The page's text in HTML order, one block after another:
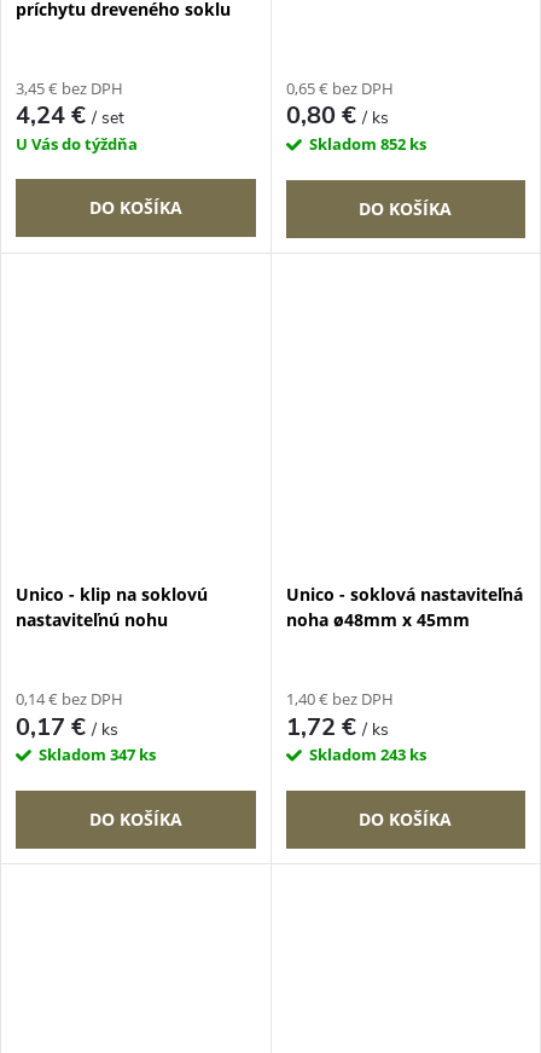
príchytu dreveného soklu
3,45 € bez DPH
4,24 €/ set
U Vás do týždňa
DO KOŠÍKA
0,65 € bez DPH
0,80 €/ ks
Skladom 852 ks
DO KOŠÍKA
Unico - klip na soklovú
nastaviteľnú nohu
0,14 € bez DPH
0,17 €/ ks
Skladom 347 ks
DO KOŠÍKA
Unico - soklová nastaviteľná
noha ø48mm x 45mm
1,40 € bez DPH
1,72 €/ ks
Skladom 243 ks
DO KOŠÍKA